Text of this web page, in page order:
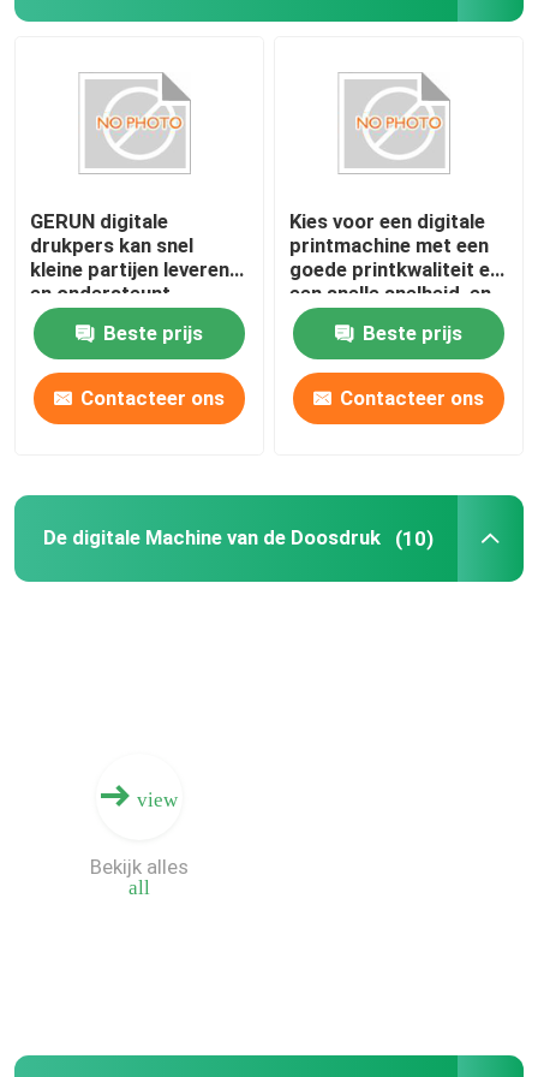
Huis
Video's
GERUN digitale
drukpers kan snel
kleine partijen leveren
en ondersteunt
gepersonaliseerde
gepersonaliseerde
verpakkingsdruk
Beste prijs
Contacteer ons
Kies voor een digitale
printmachine met een
goede printkwaliteit en
een snelle snelheid, en
natuurlijk voor Gerium.
Beste prijs
Contacteer ons
De digitale Machine van de Doosdruk (10)
view
all
Bekijk alles